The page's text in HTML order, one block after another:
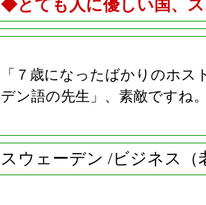
◆とても人に優しい国、
「７歳になったばかりのホ
デン語の先生」、素敵ですね
スウェーデン /ビジネス（